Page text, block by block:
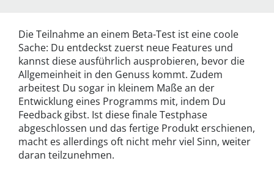
Die Teilnahme an einem Beta-Test ist eine coole
Sache: Du entdeckst zuerst neue Features und
kannst diese ausführlich ausprobieren, bevor die
Allgemeinheit in den Genuss kommt. Zudem
arbeitest Du sogar in kleinem Maße an der
Entwicklung eines Programms mit, indem Du
Feedback gibst. Ist diese finale Testphase
abgeschlossen und das fertige Produkt erschienen,
macht es allerdings oft nicht mehr viel Sinn, weiter
daran teilzunehmen.